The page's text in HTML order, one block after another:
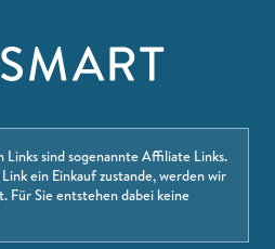
sind sogenannte Affiliate Links.
ein Einkauf zustande, werden wir
Für Sie entstehen dabei keine